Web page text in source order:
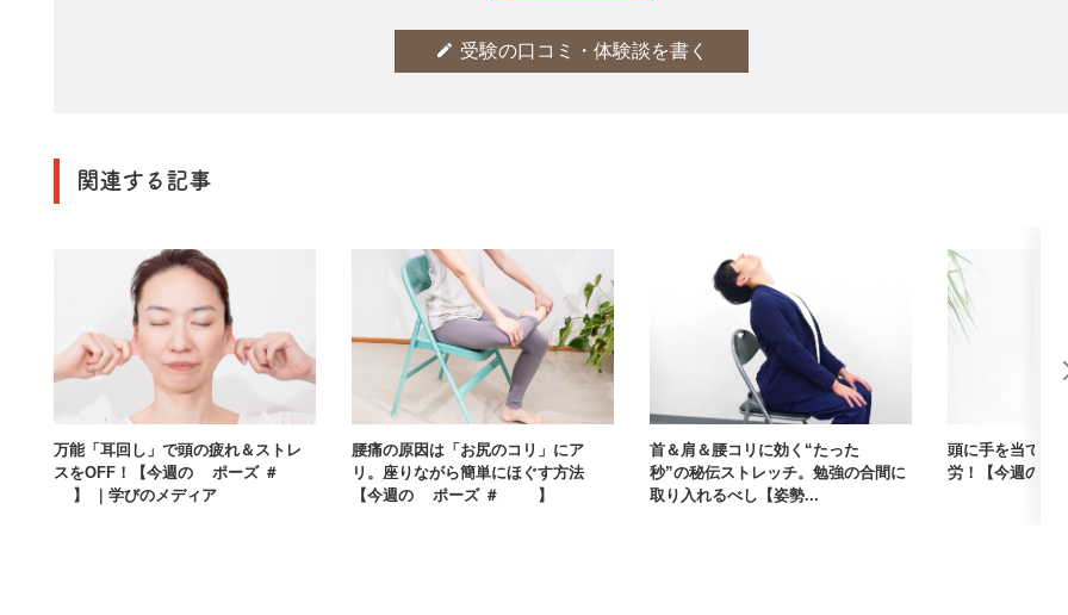
edit 受験の口コミ・体験談を書く
関連する記事
万能「耳回し」で頭の疲れ＆ストレ
スをOFF！【今週の1ポーズ ＃2
3】 ｜学びのメディア
腰痛の原因は「お尻のコリ」にア
リ。座りながら簡単にほぐす方法
【今週の1ポーズ ＃04】
首＆肩＆腰コリに効く“たった10
秒”の秘伝ストレッチ。勉強の合間に
取り入れるべし【姿勢...
頭に手を当てる
労！【今週の